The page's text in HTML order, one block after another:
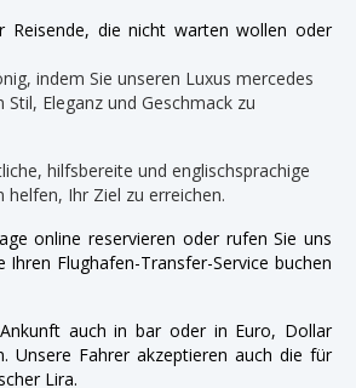
Reisende, die nicht warten wollen oder
indem Sie unseren Luxus mercedes
Eleganz und Geschmack zu
hilfsbereite und englischsprachige
helfen, Ihr Ziel zu erreichen.
online reservieren oder rufen Sie uns
Ihren Flughafen-Transfer-Service buchen
auch in bar oder in Euro, Dollar
Unsere Fahrer akzeptieren auch die für
Lira.